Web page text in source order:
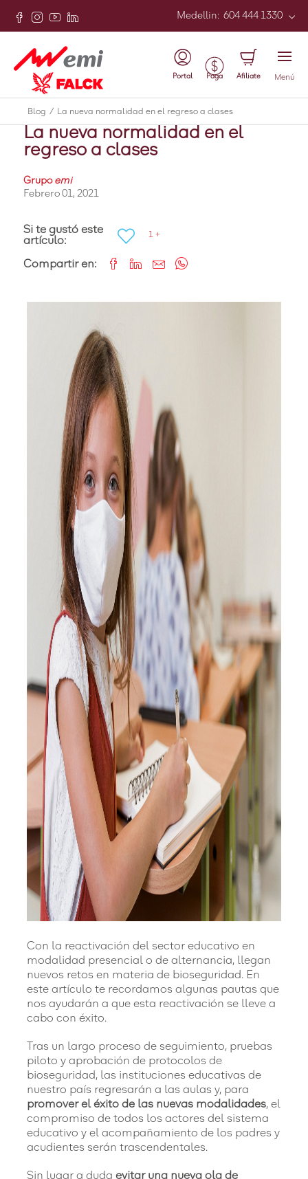
Medellin: 604 444 1330
Portal Paga Afiliate Menú
Blog / La nueva normalidad en el regreso a clases
Atrás
Covid
La nueva normalidad en el
regreso a clases
Grupo emi
Febrero 01, 2021
Si te gustó este
artículo:
1 +
Compartir en:
Con la reactivación del sector educativo en
modalidad presencial o de alternancia, llegan
nuevos retos en materia de bioseguridad. En
este artículo te recordamos algunas pautas que
nos ayudarán a que esta reactivación se lleve a
cabo con éxito.
Tras un largo proceso de seguimiento, pruebas
piloto y aprobación de protocolos de
bioseguridad, las instituciones educativas de
nuestro país regresarán a las aulas y, para
promover el éxito de las nuevas modalidades, el
compromiso de todos los actores del sistema
educativo y el acompañamiento de los padres y
acudientes serán trascendentales.
Sin lugar a duda evitar una nueva ola de